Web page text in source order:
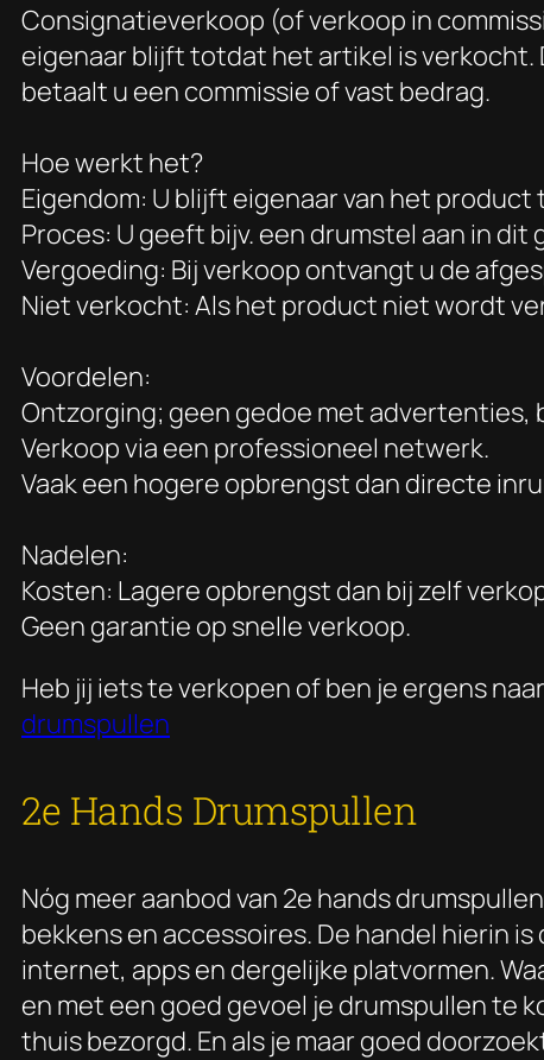
Consignatieverkoop (of verkoop in
eigenaar blijft totdat het artikel is verkocht.
betaalt u een commissie of vast bedrag.
Hoe werkt het?
Eigendom: U blijft eigenaar van het
Proces: U geeft bijv. een drumstel aan in
Vergoeding: Bij verkoop ontvangt u de
Niet verkocht: Als het product niet wordt
Voordelen:
Ontzorging; geen gedoe met advertenties,
Verkoop via een professioneel netwerk.
Vaak een hogere opbrengst dan directe
Nadelen:
Kosten: Lagere opbrengst dan bij zelf
Geen garantie op snelle verkoop.
Heb jij iets te verkopen of ben je ergens
drumspullen
2e Hands Drumspullen
Nóg meer aanbod van 2e hands
bekkens en accessoires. De handel hierin
internet, apps en dergelijke platvormen.
en met een goed gevoel je drumspullen te
thuis bezorgd. En als je maar goed